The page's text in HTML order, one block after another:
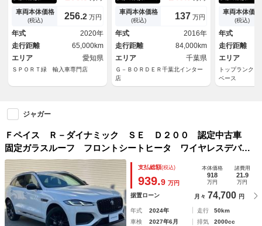
チＡＷ／シートヒーター／パワ
ーシート／パワーバックドア／
デジタルメーター／フルセグＴ
Ｖ／全方位カメラ／ステアリン
グヒータ
車両本体価格
(税込) 256.2 万円
年式
2020年
走行距離
65,000km
エリア
愛知県
ＳＰＯＲＴ緑 輸入車専門店
ディングパノラミックサンルー
フ 黒革シート シートヒータ
ー 電動リアゲート ブライン
ドスポットモニター ＥＴＣ
車両本体価格
(税込) 137 万円
年式
2016年
走行距離
84,000km
エリア
千葉県
Ｇ－ＢＯＲＤＥＲ千葉北インター
店
ン＆ヒータ
Ｎ ブラック
アダプティブ
ビ ３Ｄビュ
Ｗ レッドキ
証
車両本体価格
(税込)
年式
走行距離
エリア
トップランク
ベース
ジャガー
Ｆペイス Ｒ－ダイナミック ＳＥ Ｄ２００ 認定中古車
固定ガラスルーフ フロントシートヒータ ワイヤレスデバイ
スチャージ プライバシーガラス
支払総額(税込)
939.9 万円
本体価格
918
万円
諸費用
21.9
万円
据置ローン 月々 74,700 円
年式 2024年 走行
50km
車検
2027年6月 排気
2000cc